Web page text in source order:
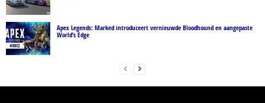
Apex Legends: Marked introduceert vernieuwde Bloodhound en aangepaste
World’s Edge